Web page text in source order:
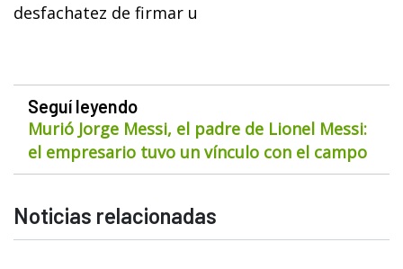
desfachatez de firmar u
Seguí leyendo
Murió Jorge Messi, el padre de Lionel Messi:
el empresario tuvo un vínculo con el campo
Noticias relacionadas